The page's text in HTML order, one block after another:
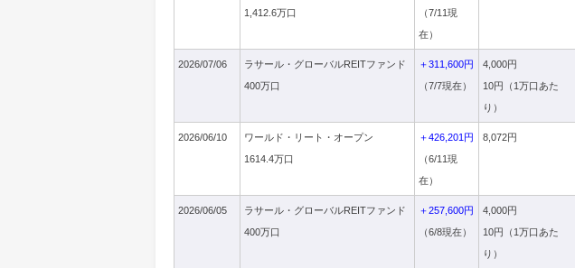
1,412.6万口
（7/11現
在）
2026/07/06
ラサール・グローバルREITファンド
400万口
＋311,600円
（7/7現在）
4,000円
10円（1万口あた
り）
2026/06/10
ワールド・リート・オープン
1614.4万口
＋426,201円
（6/11現
在）
8,072円
2026/06/05
ラサール・グローバルREITファンド
400万口
＋257,600円
（6/8現在）
4,000円
10円（1万口あた
り）